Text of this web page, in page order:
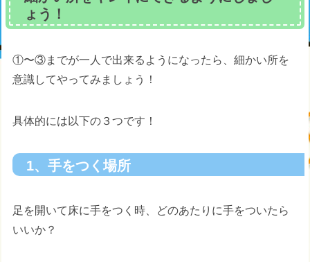
ょう！
①〜③までが一人で出来るようになったら、細かい所を
意識してやってみましょう！
具体的には以下の３つです！
1、手をつく場所
足を開いて床に手をつく時、どのあたりに手をついたら
いいか？